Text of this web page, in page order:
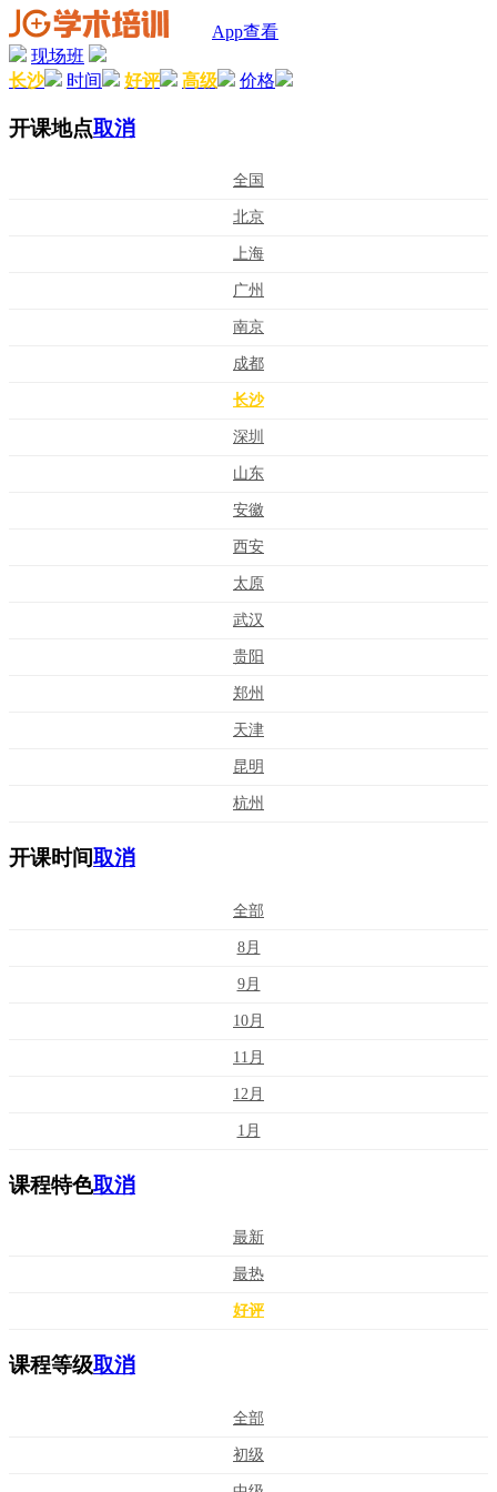
App查看
现场班
长沙
时间 好评 高级 价格
开课地点取消
全国
北京
上海
广州
南京
成都
长沙
深圳
山东
安徽
西安
太原
武汉
贵阳
郑州
天津
昆明
杭州
开课时间取消
全部
8月
9月
10月
11月
12月
1月
课程特色取消
最新
最热
好评
课程等级取消
全部
初级